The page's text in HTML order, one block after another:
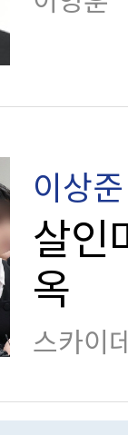
이상
살인
옥
스카이